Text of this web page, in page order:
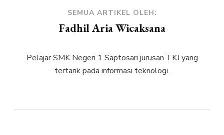
SEMUA ARTIKEL OLEH:
Fadhil Aria Wicaksana
Pelajar SMK Negeri 1 Saptosari jurusan TKJ yang
tertarik pada informasi teknologi.